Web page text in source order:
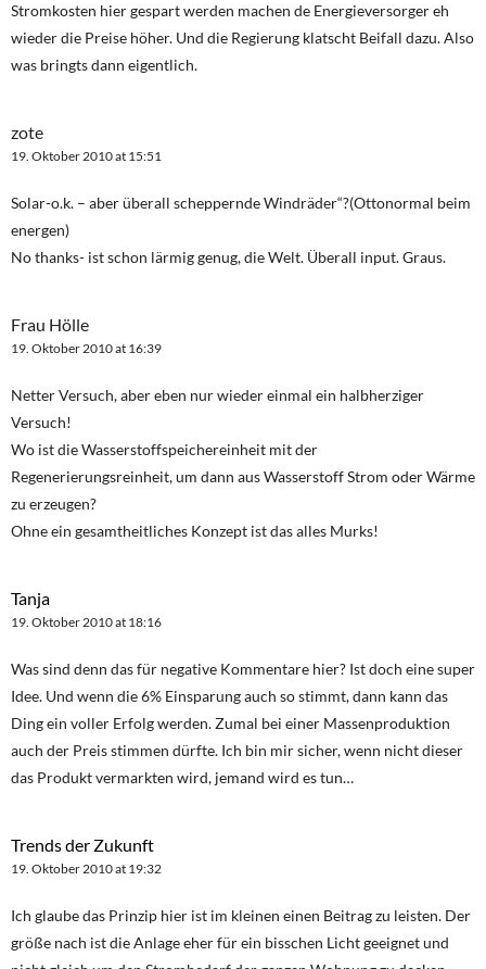
Stromkosten hier gespart werden machen de Energieversorger eh
wieder die Preise höher. Und die Regierung klatscht Beifall dazu. Also
was bringts dann eigentlich.
zote
19. Oktober 2010 at 15:51
Solar-o.k. – aber überall scheppernde Windräder“?(Ottonormal beim
energen)
No thanks- ist schon lärmig genug, die Welt. Überall input. Graus.
Frau Hölle
19. Oktober 2010 at 16:39
Netter Versuch, aber eben nur wieder einmal ein halbherziger
Versuch!
Wo ist die Wasserstoffspeichereinheit mit der
Regenerierungsreinheit, um dann aus Wasserstoff Strom oder Wärme
zu erzeugen?
Ohne ein gesamtheitliches Konzept ist das alles Murks!
Tanja
19. Oktober 2010 at 18:16
Was sind denn das für negative Kommentare hier? Ist doch eine super
Idee. Und wenn die 6% Einsparung auch so stimmt, dann kann das
Ding ein voller Erfolg werden. Zumal bei einer Massenproduktion
auch der Preis stimmen dürfte. Ich bin mir sicher, wenn nicht dieser
das Produkt vermarkten wird, jemand wird es tun…
Trends der Zukunft
19. Oktober 2010 at 19:32
Ich glaube das Prinzip hier ist im kleinen einen Beitrag zu leisten. Der
größe nach ist die Anlage eher für ein bisschen Licht geeignet und